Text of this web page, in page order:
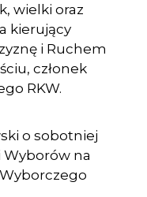
wielki oraz
kierujący
i Ruchem
członek
RKW.
o sobotniej
na